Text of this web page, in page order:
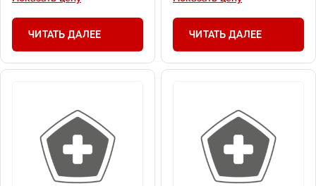
ЧИТАТЬ ДАЛЕЕ ЧИТАТЬ ДАЛЕЕ